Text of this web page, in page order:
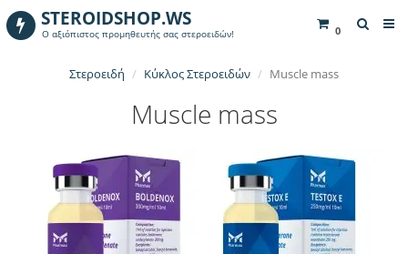
0
STEROIDSHOP.WS
Ο αξιόπιστος προμηθευτής σας στεροειδών!
Στεροειδή Κύκλος Στεροειδών Muscle mass
Muscle mass